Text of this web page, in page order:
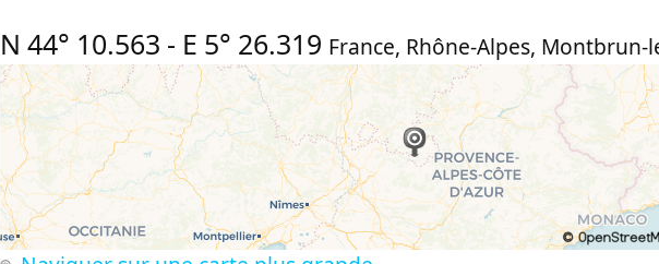
N 44° 10.563 - E 5° 26.319 France, Rhône-Alpes, Montbrun-